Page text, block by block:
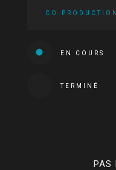
CO-
EN COURS
TERMINÉ
PAS